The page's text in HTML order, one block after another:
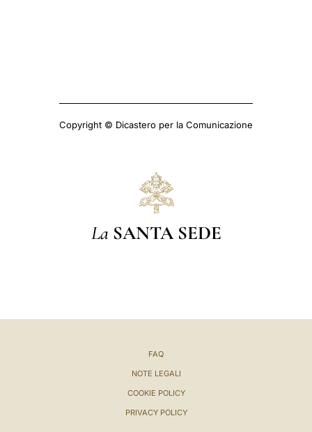
Copyright © Dicastero per la Comunicazione
La SANTA SEDE
FAQ
NOTE LEGALI
COOKIE POLICY
PRIVACY POLICY